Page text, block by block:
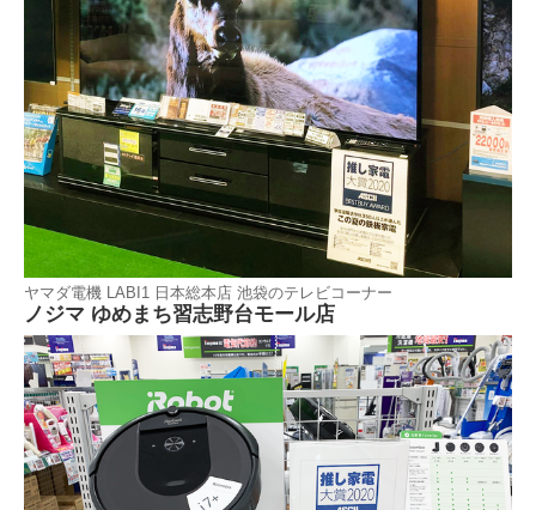
ヤマダ電機 LABI1 日本総本店 池袋のテレビコーナー
ノジマ ゆめまち習志野台モール店